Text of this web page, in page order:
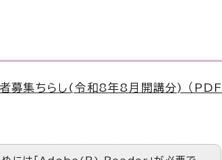
募集ちらし(令和8年8月開講分) （PDF